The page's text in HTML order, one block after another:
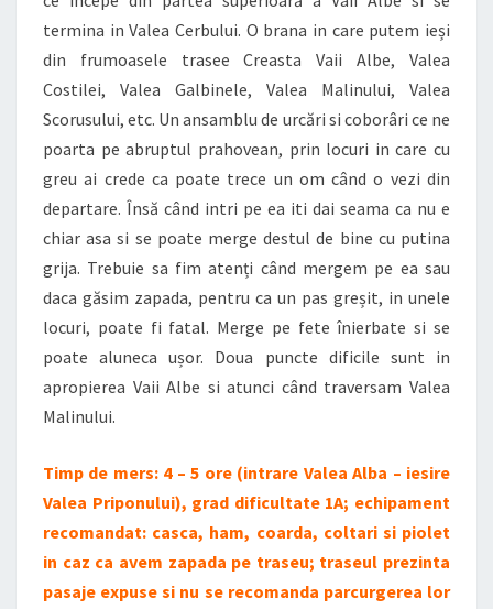
termina in Valea Cerbului. O brana in care putem ieși
din frumoasele trasee Creasta Vaii Albe, Valea
Costilei, Valea Galbinele, Valea Malinului, Valea
Scorusului, etc. Un ansamblu de urcări si coborâri ce ne
poarta pe abruptul prahovean, prin locuri in care cu
greu ai crede ca poate trece un om când o vezi din
departare. Însă când intri pe ea iti dai seama ca nu e
chiar asa si se poate merge destul de bine cu putina
grija. Trebuie sa fim atenți când mergem pe ea sau
daca găsim zapada, pentru ca un pas greșit, in unele
locuri, poate fi fatal. Merge pe fete înierbate si se
poate aluneca ușor. Doua puncte dificile sunt in
apropierea Vaii Albe si atunci când traversam Valea
Malinului.
Timp de mers: 4 – 5 ore (intrare Valea Alba – iesire
Valea Priponului), grad dificultate 1A; echipament
recomandat: casca, ham, coarda, coltari si piolet
in caz ca avem zapada pe traseu; traseul prezinta
pasaje expuse si nu se recomanda parcurgerea lor